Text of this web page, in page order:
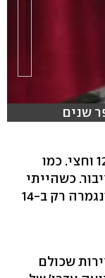
שנים
"זה יתחיל ב-8 או 8 וחצי ויסתיים ב-12 וחצי. כמו
כשהייתי
בשיקגו, התפילה התחילה ב-8 וחצי ונגמרה רק ב-14
שכולם